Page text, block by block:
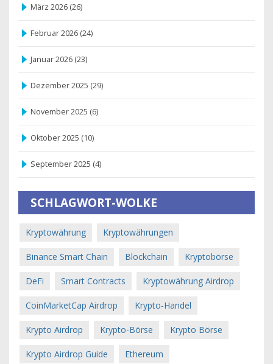
März 2026 (26)
Februar 2026 (24)
Januar 2026 (23)
Dezember 2025 (29)
November 2025 (6)
Oktober 2025 (10)
September 2025 (4)
SCHLAGWORT-WOLKE
Kryptowährung Kryptowährungen
Binance Smart Chain Blockchain Kryptobörse
DeFi Smart Contracts Kryptowährung Airdrop
CoinMarketCap Airdrop Krypto-Handel
Krypto Airdrop Krypto-Börse Krypto Börse
Krypto Airdrop Guide Ethereum